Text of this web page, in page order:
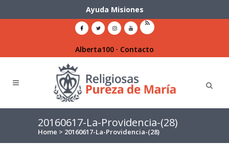
Ayuda Misiones
Alberta100 · Contacto
20160617-La-Providencia-(28)
Home > 20160617-La-Providencia-(28)